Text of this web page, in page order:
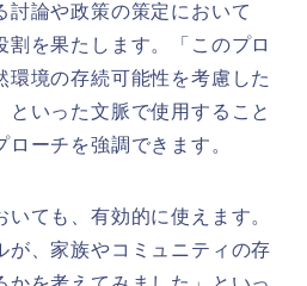
討論や政策の策定において
割を果たします。「このプロ
環境の存続可能性を考慮した
といった文脈で使用すること
ーチを強調できます。
ても、有効的に使えます。
が、家族やコミュニティの存